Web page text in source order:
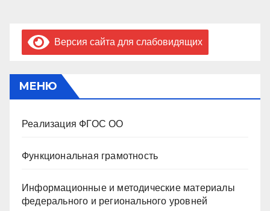
Версия сайта для слабовидящих
МЕНЮ
Реализация ФГОС ОО
Функциональная грамотность
Информационные и методические материалы
федерального и регионального уровней